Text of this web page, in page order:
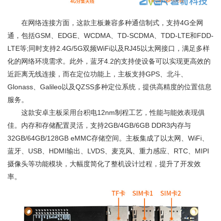
在网络连接方面，这款主板兼容多种通信制式，支持4G全网
通，包括GSM、EDGE、WCDMA、TD-SCDMA、TDD-LTE和FDD-
LTE等;同时支持2.4G/5G双频WiFi以及RJ45以太网接口，满足多样
化的网络环境需求。此外，蓝牙4.2的支持使设备可以实现更高效的
近距离无线连接，而在定位功能上，主板支持GPS、北斗、
Glonass、Galileo以及QZSS多种定位系统，提供高精度的位置信息
服务。
这款安卓主板采用台积电12nm制程工艺，性能与能效表现俱
佳。内存和存储配置灵活，支持2GB/4GB/6GB DDR3内存与
32GB/64GB/128GB eMMC存储空间。主板集成了以太网、WiFi、
蓝牙、USB、HDMI输出、LVDS、麦克风、重力感应、RTC、MIPI
摄像头等功能模块，大幅度简化了整机设计过程，提升了开发效
率。